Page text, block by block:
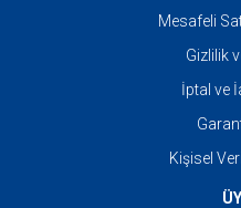
Mesafeli
Gizlilik
İptal ve
Kişisel